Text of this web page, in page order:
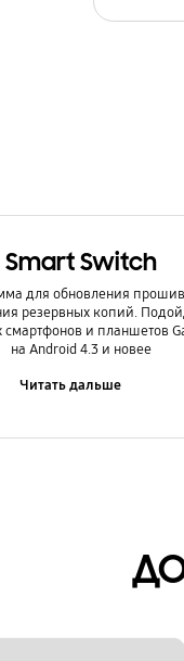
Smart Switch
для обновления
резервных копий.
смартфонов и планшетов
на Android 4.3 и новее
Читать дальше